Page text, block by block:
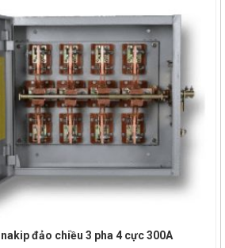
đảo chiều 3 pha 4 cực 300A